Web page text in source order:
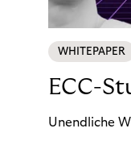
WHITEPAPER
ECC-
Unendliche